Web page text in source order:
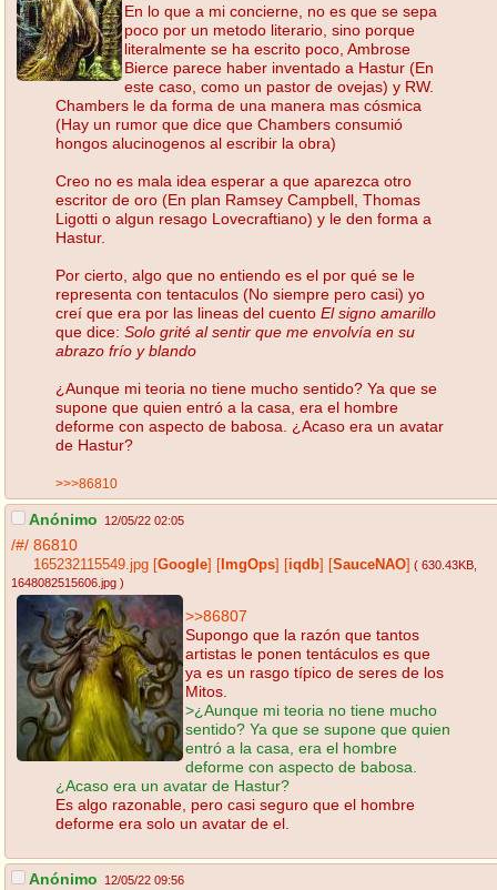
En lo que a mi concierne, no es que se sepa
poco por un metodo literario, sino porque
literalmente se ha escrito poco, Ambrose
Bierce parece haber inventado a Hastur (En
este caso, como un pastor de ovejas) y RW.
Chambers le da forma de una manera mas cósmica
(Hay un rumor que dice que Chambers consumió
hongos alucinogenos al escribir la obra)
Creo no es mala idea esperar a que aparezca otro
escritor de oro (En plan Ramsey Campbell, Thomas
Ligotti o algun resago Lovecraftiano) y le den forma a
Hastur.
Por cierto, algo que no entiendo es el por qué se le
representa con tentaculos (No siempre pero casi) yo
creí que era por las lineas del cuento El signo amarillo
que dice: Solo grité al sentir que me envolvía en su
abrazo frío y blando
¿Aunque mi teoria no tiene mucho sentido? Ya que se
supone que quien entró a la casa, era el hombre
deforme con aspecto de babosa. ¿Acaso era un avatar
de Hastur?
>>>86810
Anónimo 12/05/22 02:05
/#/ 86810
165232115549.jpg Google ImgOps iqdb SauceNAO ( 630.43KB
1648082515606.jpg )
>>86807
Supongo que la razón que tantos
artistas le ponen tentáculos es que
ya es un rasgo típico de seres de los
Mitos.
>¿Aunque mi teoria no tiene mucho
sentido? Ya que se supone que quien
entró a la casa, era el hombre
deforme con aspecto de babosa.
¿Acaso era un avatar de Hastur?
Es algo razonable, pero casi seguro que el hombre
deforme era solo un avatar de el.
Anónimo 12/05/22 09:56